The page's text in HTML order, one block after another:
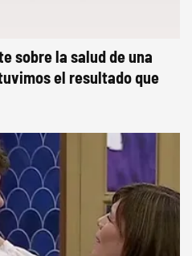
sobre la salud de una
el resultado que